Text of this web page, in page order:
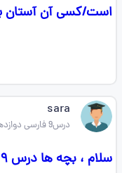
است/کسی آن آستان
sara
درس9 فارسی دوازدهم
سلام ، بچه ها درس ۹ ادبیات معنی داره ؟